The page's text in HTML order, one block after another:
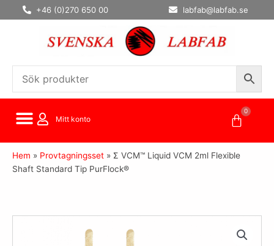
Hoppa
till
+46 (0)270 650 00 labfab@labfab.se
Mitt konto
0
Hem » Provtagningsset » Σ VCM™ Liquid VCM 2ml Flexible
Shaft Standard Tip PurFlock®